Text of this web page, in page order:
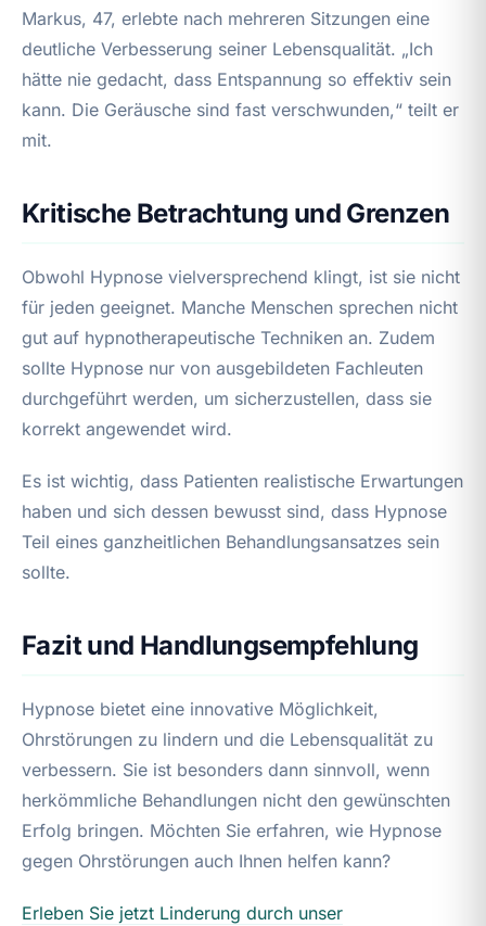
Markus, 47, erlebte nach mehreren Sitzungen eine
deutliche Verbesserung seiner Lebensqualität. „Ich
hätte nie gedacht, dass Entspannung so effektiv sein
kann. Die Geräusche sind fast verschwunden,“ teilt er
mit.
Kritische Betrachtung und Grenzen
Obwohl Hypnose vielversprechend klingt, ist sie nicht
für jeden geeignet. Manche Menschen sprechen nicht
gut auf hypnotherapeutische Techniken an. Zudem
sollte Hypnose nur von ausgebildeten Fachleuten
durchgeführt werden, um sicherzustellen, dass sie
korrekt angewendet wird.
Es ist wichtig, dass Patienten realistische Erwartungen
haben und sich dessen bewusst sind, dass Hypnose
Teil eines ganzheitlichen Behandlungsansatzes sein
sollte.
Fazit und Handlungsempfehlung
Hypnose bietet eine innovative Möglichkeit,
Ohrstörungen zu lindern und die Lebensqualität zu
verbessern. Sie ist besonders dann sinnvoll, wenn
herkömmliche Behandlungen nicht den gewünschten
Erfolg bringen. Möchten Sie erfahren, wie Hypnose
gegen Ohrstörungen auch Ihnen helfen kann?
Erleben Sie jetzt Linderung durch unser